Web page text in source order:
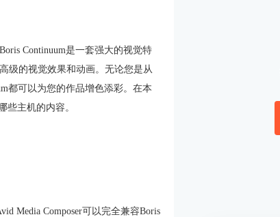
Continuum是一套强大的视觉特
级的视觉效果和动画。无论您是从
都可以为您的作品增色添彩。在本
些主机的内容。
Media Composer可以完全兼容Boris